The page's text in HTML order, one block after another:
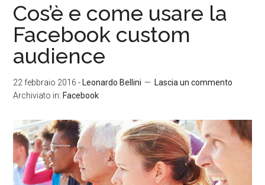
Cos’è e come usare la
Facebook custom
audience
22 febbraio 2016 - Leonardo Bellini
Lascia un commento
Archiviato in: Facebook